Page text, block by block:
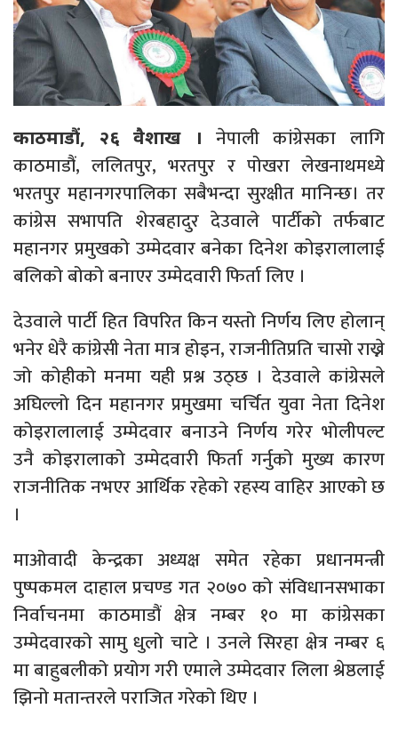
काठमाडौं, २६ वैशाख ।
नेपाली कांग्रेसका लागि
काठमाडौं, ललितपुर, भरतपुर र पोखरा लेखनाथमध्ये
भरतपुर महानगरपालिका सबैभन्दा सुरक्षीत मानिन्छ। तर
कांग्रेस सभापति शेरबहादुर देउवाले पार्टीको तर्फबाट
महानगर प्रमुखको उम्मेदवार बनेका दिनेश कोइरालालाई
बलिको बोको बनाएर उम्मेदवारी फिर्ता लिए ।
देउवाले पार्टी हित विपरित किन यस्तो निर्णय लिए होलान्
भनेर धेरै कांग्रेसी नेता मात्र होइन, राजनीतिप्रति चासो राख्ने
जो कोहीको मनमा यही प्रश्न उठ्छ । देउवाले कांग्रेसले
अघिल्लो दिन महानगर प्रमुखमा चर्चित युवा नेता दिनेश
कोइरालालाई उम्मेदवार बनाउने निर्णय गरेर भोलीपल्ट
उनै कोइरालाको उम्मेदवारी फिर्ता गर्नुको मुख्य कारण
राजनीतिक नभएर आर्थिक रहेको रहस्य वाहिर आएको छ
।
माओवादी केन्द्रका अध्यक्ष समेत रहेका प्रधानमन्त्री
पुष्पकमल दाहाल प्रचण्ड गत २०७० को संविधानसभाका
निर्वाचनमा काठमाडौं क्षेत्र नम्बर १० मा कांग्रेसका
उम्मेदवारको सामु धुलो चाटे । उनले सिरहा क्षेत्र नम्बर ६
मा बाहुबलीको प्रयोग गरी एमाले उम्मेदवार लिला श्रेष्ठलाई
झिनो मतान्तरले पराजित गरेको थिए ।